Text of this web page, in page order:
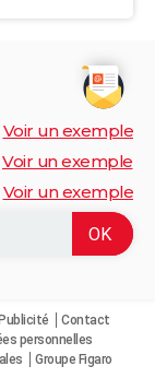
Voir un exemple
Voir un exemple
Voir un exemple
Publicité
Contact
personnelles
Groupe Figaro